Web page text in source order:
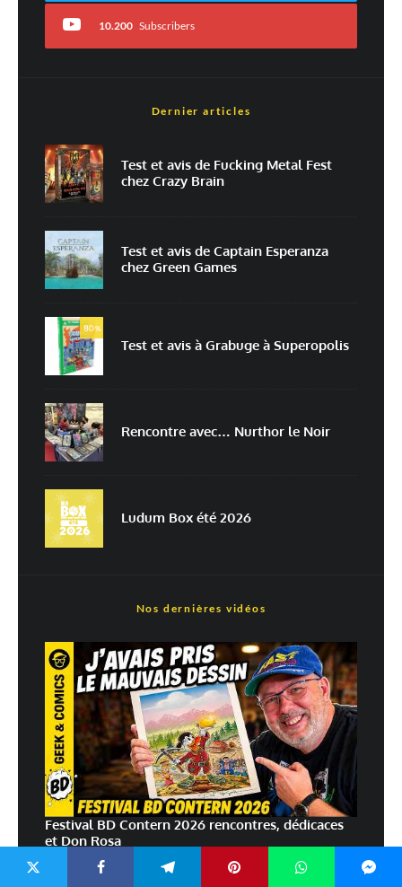
Non Oui
*
E-mail* Site web
Enregistrer mon nom, mon e-mail et mon site dans le navigateur pour
mon prochain commentaire.
Prévenez-moi de tous les nouveaux commentaires par e-mail.
Prévenez-moi de tous les nouveaux articles par e-mail.
10.200 Subscribers
Dernier articles
Test et avis de Fucking Metal Fest
chez Crazy Brain
Test et avis de Captain Esperanza
chez Green Games
80%
Test et avis à Grabuge à Superopolis
Rencontre avec… Nurthor le Noir
Ludum Box été 2026
Nos dernières vidéos
Festival BD Contern 2026 rencontres, dédicaces
et Don Rosa